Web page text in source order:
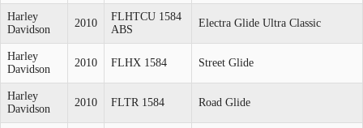
Harley
Davidson
2010
FLHTCU 1584
ABS
Electra Glide Ultra Classic
Harley
Davidson
2010 FLHX 1584 Street Glide
Harley
Davidson
2010 FLTR 1584 Road Glide